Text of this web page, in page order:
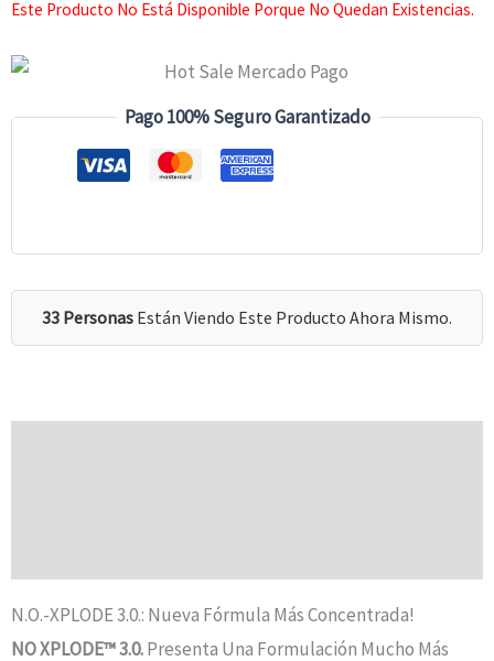
Este Producto No Está Disponible Porque No Quedan Existencias.
Pago 100% Seguro Garantizado
33 Personas Están Viendo Este Producto Ahora Mismo.
N.O.-XPLODE 3.0.: Nueva Fórmula Más Concentrada!
NO XPLODE™ 3.0.Presenta Una Formulación Mucho Más